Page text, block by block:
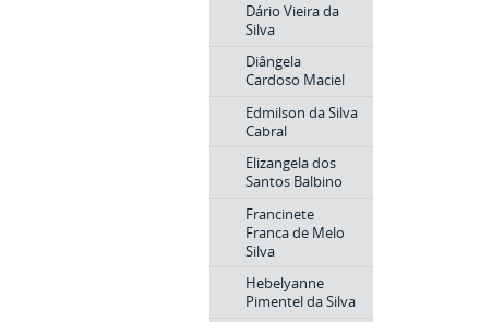
Dário Vieira da
Silva
Diângela
Cardoso Maciel
Edmilson da Silva
Cabral
Elizangela dos
Santos Balbino
Francinete
Franca de Melo
Silva
Hebelyanne
Pimentel da Silva